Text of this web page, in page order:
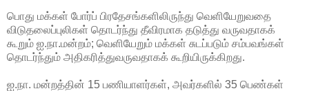
பொது மக்கள் போர்ப் பிரதேசங்களிலிருந்து வெளியேறுவதை
விடுதலைப்புலிகள் தொடர்ந்து தீவிரமாக தடுத்து வருவதாகக்
கூறும் ஐ.நா.மன்றம்; வெளியேறும் மக்கள் சுடப்படும் சம்பவங்கள்
தொடர்ந்தும் அதிகரித்துவருவதாகக் கூறியிருக்கிறது.
ஐ.நா. மன்றத்தின் 15 பணியாளர்கள், அவர்களில் 35 பெண்கள்